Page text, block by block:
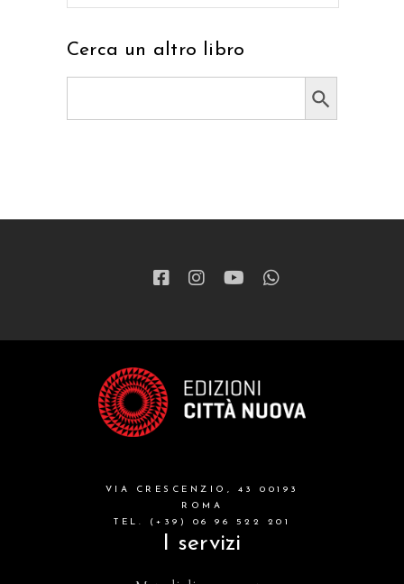
Cerca un altro libro
Search Button
VIA CRESCENZIO, 43 00193
ROMA
TEL. (+39) 06 96 522 201
I servizi